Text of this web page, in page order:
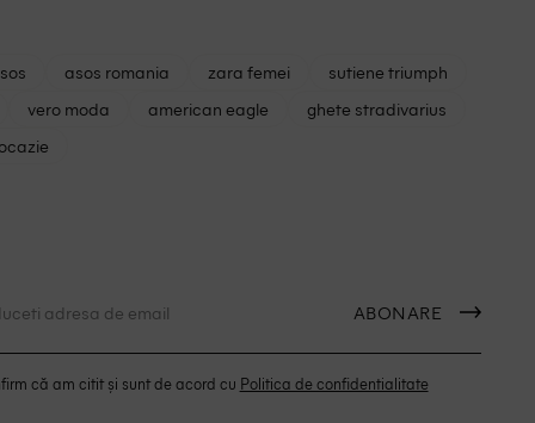
asos romania zara femei
sutiene triumph
vero moda american eagle
ghete stradivarius
ABONARE
că am citit și sunt de acord cu Politica de confidentialitate